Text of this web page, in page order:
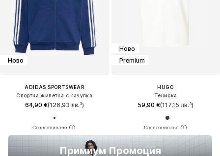
Ново
ADIDAS SPORTSWEAR
Спортна жилетка с качулка
64,90 €(126,93 лв.³)
Примиум Промоция
Ново
Premium
HUGO
Тениска
59,90 €(117,15 лв.³)